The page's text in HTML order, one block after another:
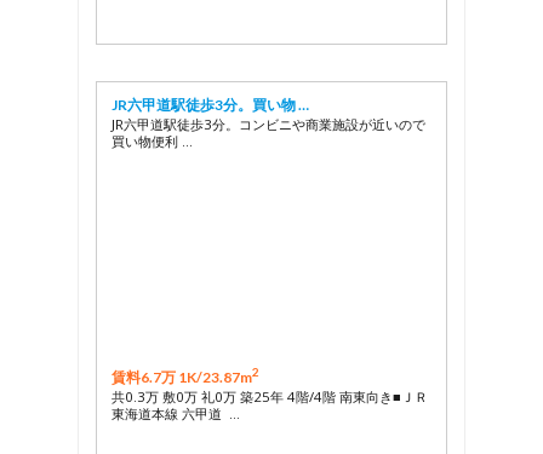
JR六甲道駅徒歩3分。買い物 …
JR六甲道駅徒歩3分。コンビニや商業施設が近いので
買い物便利 …
賃料6.7万 1K/23.87m2
共0.3万 敷0万 礼0万 築25年 4階/4階 南東向き■ＪＲ
東海道本線 六甲道 …